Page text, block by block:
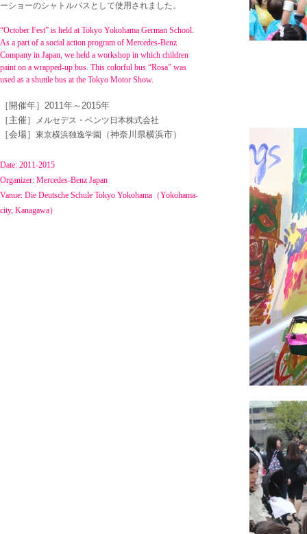
ーショーのシャトルバスとして使用されました。
“October Fest” is held at Tokyo Yokohama German School.
As a part of a social action program of Mercedes-Benz
Company in Japan, we held a workshop in which children
paint on a wrapped-up bus. This colorful bus “Rosa” was
used as a shuttle bus at the Tokyo Motor Show.
​［開催年］ 2011年～2015年
［主催］
メルセデス・ベンツ日本株式会社
​［会場］ 東京横浜独逸学園 （神奈川県横浜市）
Date: 2011-2015
Organizer: Mercedes-Benz Japan
​Vanue: Die Deutsche Schule Tokyo Yokohama（Yokohama-
city, Kanagawa）